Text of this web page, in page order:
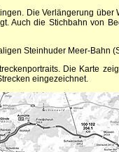
Die Verlängerung
Auch die Stichbahn von
Steinhuder Meer-Bahn
Die Karte
eingezeichnet.